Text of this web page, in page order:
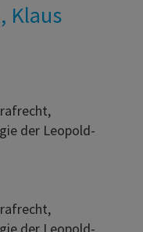
Klaus
der Leopold-